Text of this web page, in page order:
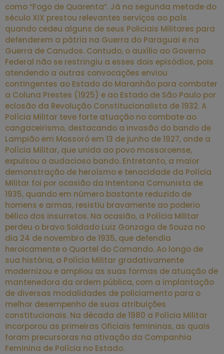
como “Fogo de Quarenta”. Já na segunda metade do
século XIX prestou relevantes serviços ao país
quando cedeu alguns de seus Policiais Militares para
defenderem a pátria na Guerra do Paraguai e na
Guerra de Canudos. Contudo, o auxílio ao Governo
Federal não se restringiu a esses dois episódios, pois
atendendo a outras convocações enviou
contingentes ao Estado do Maranhão para combater
a Coluna Prestes (1925) e ao Estado de São Paulo por
eclosão da Revolução Constitucionalista de 1932. A
Polícia Militar teve forte atuação no combate ao
cangaceirismo, destacando a invasão do bando de
Lampião em Mossoró em 13 de junho de 1927, onde a
Polícia Militar, que unida ao povo mossoroense,
expulsou o audacioso bando. Entretanto, a maior
demonstração de heroísmo e tenacidade da Polícia
Militar foi por ocasião da Intentona Comunista de
1935, quando em número bastante reduzido de
homens e armas, resistiu bravamente ao poderio
bélico dos insurretos. Na ocasião, a Polícia Militar
perdeu o bravo Soldado Luiz Gonzaga de Souza no
dia 24 de novembro de 1935, que defendia
heroicamente o Quartel do Comando. Ao longo de
sua história, a Polícia Militar gradativamente
modernizou e ampliou as suas formas de atuação de
mantenedora da ordem pública, com a implantação
de diversas modalidades de policiamento para o
melhor desempenho de suas atribuições
constitucionais. Na década de 1980 a Polícia Militar
incorporou as primeiras Oficiais femininas, as quais
foram precursoras na ativação da Companhia
Feminina de Polícia no Estado.